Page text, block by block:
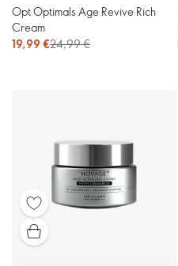
Opt Optimals Age Revive Rich
Cream
19,99 €24,99 €